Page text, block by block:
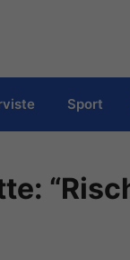
Sport